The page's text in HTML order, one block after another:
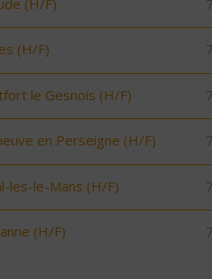
(H/F)
le Gesnois (H/F)
en Perseigne (H/F)
les-le-Mans (H/F)
(H/F)